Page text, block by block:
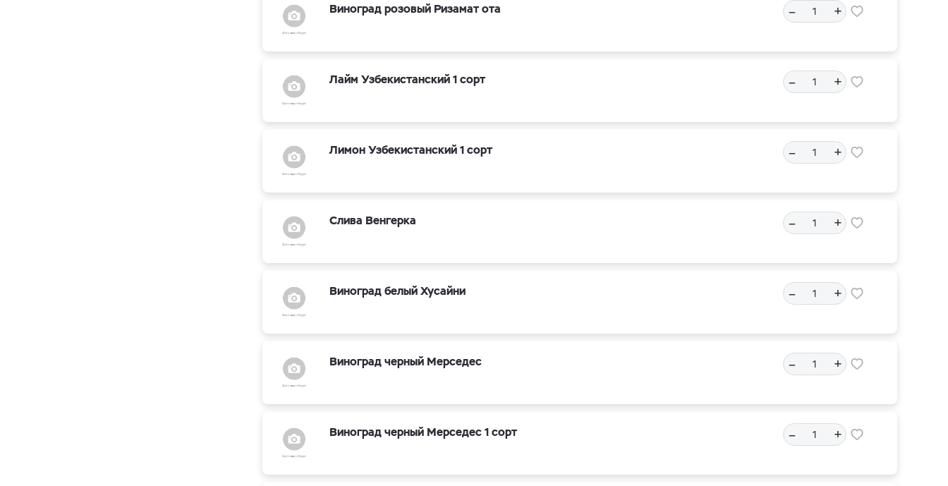
Виноград розовый Ризамат ота – +
Лайм Узбекистанский 1 сорт – +
Лимон Узбекистанский 1 сорт – +
Слива Венгерка – +
Виноград белый Хусайни – +
Виноград черный Мерседес – +
Виноград черный Мерседес 1 сорт – +